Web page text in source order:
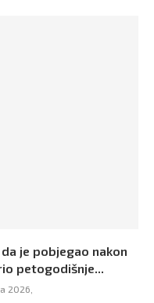
je pobjegao nakon
petogodišnje...
2026,